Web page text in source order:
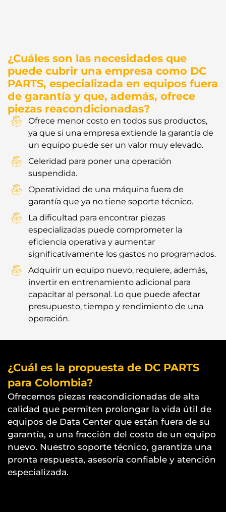
¿Cuáles son las necesidades que
puede cubrir una empresa como DC
PARTS, especializada en equipos fuera
de garantía y que, además, ofrece
piezas reacondicionadas?
Ofrece menor costo en todos sus productos,
ya que si una empresa extiende la garantía de
un equipo puede ser un valor muy elevado.
Celeridad para poner una operación
suspendida.
Operatividad de una máquina fuera de
garantía que ya no tiene soporte técnico.
La dificultad para encontrar piezas
especializadas puede comprometer la
eficiencia operativa y aumentar
significativamente los gastos no programados.
Adquirir un equipo nuevo, requiere, además,
invertir en entrenamiento adicional para
capacitar al personal. Lo que puede afectar
presupuesto, tiempo y rendimiento de una
operación.
¿Cuál es la propuesta de DC PARTS
para Colombia?
Ofrecemos piezas reacondicionadas de alta
calidad que permiten prolongar la vida útil de
equipos de Data Center que están fuera de su
garantía, a una fracción del costo de un equipo
nuevo. Nuestro soporte técnico, garantiza una
pronta respuesta, asesoría confiable y atención
especializada.